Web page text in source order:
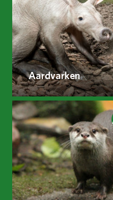
Aardvarken